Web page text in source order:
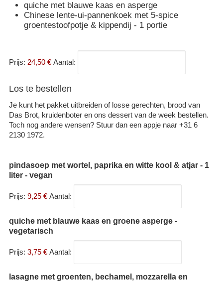
quiche met blauwe kaas en asperge
Chinese lente-ui-pannenkoek met 5-spice
groentestoofpotje & kippendij - 1 portie
Prijs: 24,50 € Aantal:
Los te bestellen
Je kunt het pakket uitbreiden of losse gerechten, brood van
Das Brot, kruidenboter en ons dessert van de week bestellen.
Toch nog andere wensen? Stuur dan een appje naar +31 6
2130 1972.
pindasoep met wortel, paprika en witte kool & atjar - 1
liter - vegan
Prijs: 9,25 € Aantal:
quiche met blauwe kaas en groene asperge -
vegetarisch
Prijs: 3,75 € Aantal:
lasagne met groenten, bechamel, mozzarella en